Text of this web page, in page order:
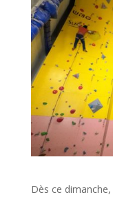
Dès ce